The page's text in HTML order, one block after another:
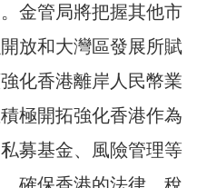
金管局將把握其他市
放和大灣區發展所賦
化香港離岸人民幣業
極開拓強化香港作為
募基金、風險管理等